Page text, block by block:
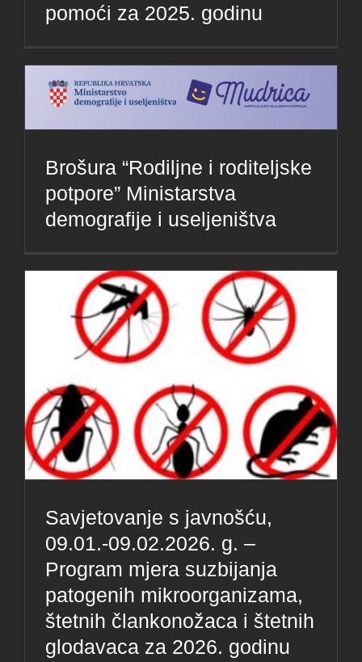
pomoći za 2025. godinu
Brošura “Rodiljne i roditeljske
potpore” Ministarstva
demografije i useljeništva
Savjetovanje s javnošću,
09.01.-09.02.2026. g. –
Program mjera suzbijanja
patogenih mikroorganizama,
štetnih člankonožaca i štetnih
glodavaca za 2026. godinu